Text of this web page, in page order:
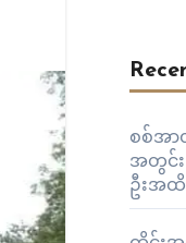
စစ်အာ
အတွင်
ဦးအ